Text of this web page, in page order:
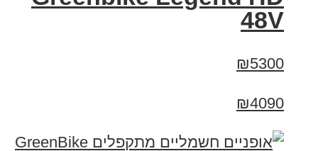
48V
₪5300
₪4090